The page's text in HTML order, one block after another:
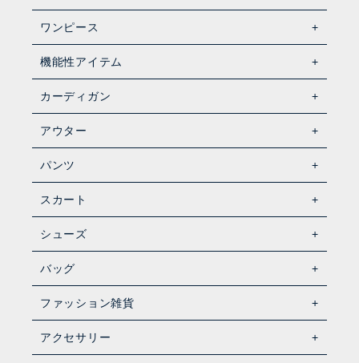
ワンピース
機能性アイテム
カーディガン
アウター
パンツ
スカート
シューズ
バッグ
ファッション雑貨
アクセサリー